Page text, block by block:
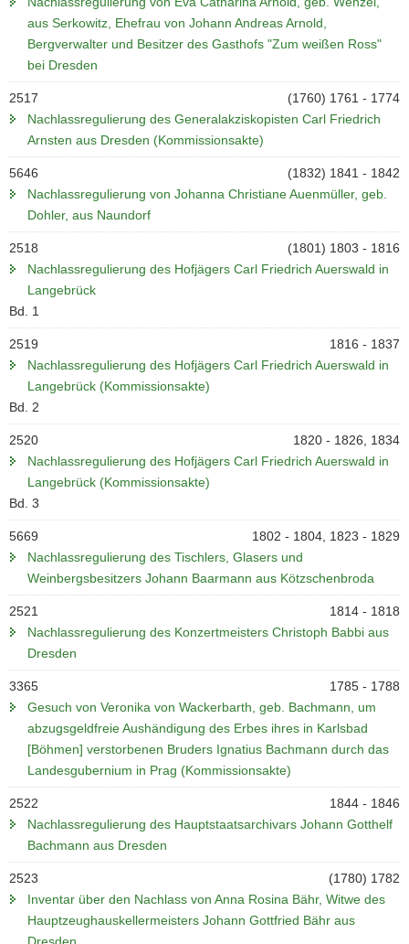
aus Serkowitz, Ehefrau von Johann Andreas Arnold,
Bergverwalter und Besitzer des Gasthofs "Zum weißen Ross"
bei Dresden
2517
(1760) 1761 - 1774
Nachlassregulierung des Generalakziskopisten Carl Friedrich
Arnsten aus Dresden (Kommissionsakte)
5646
(1832) 1841 - 1842
Nachlassregulierung von Johanna Christiane Auenmüller, geb.
Dohler, aus Naundorf
2518
(1801) 1803 - 1816
Nachlassregulierung des Hofjägers Carl Friedrich Auerswald in
Langebrück
Bd. 1
2519
1816 - 1837
Nachlassregulierung des Hofjägers Carl Friedrich Auerswald in
Langebrück (Kommissionsakte)
Bd. 2
2520
1820 - 1826, 1834
Nachlassregulierung des Hofjägers Carl Friedrich Auerswald in
Langebrück (Kommissionsakte)
Bd. 3
5669
1802 - 1804, 1823 - 1829
Nachlassregulierung des Tischlers, Glasers und
Weinbergsbesitzers Johann Baarmann aus Kötzschenbroda
2521
1814 - 1818
Nachlassregulierung des Konzertmeisters Christoph Babbi aus
Dresden
3365
1785 - 1788
Gesuch von Veronika von Wackerbarth, geb. Bachmann, um
abzugsgeldfreie Aushändigung des Erbes ihres in Karlsbad
[Böhmen] verstorbenen Bruders Ignatius Bachmann durch das
Landesgubernium in Prag (Kommissionsakte)
2522
1844 - 1846
Nachlassregulierung des Hauptstaatsarchivars Johann Gotthelf
Bachmann aus Dresden
2523
(1780) 1782
Inventar über den Nachlass von Anna Rosina Bähr, Witwe des
Hauptzeughauskellermeisters Johann Gottfried Bähr aus
Dresden